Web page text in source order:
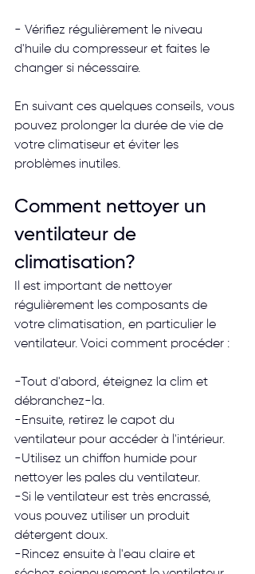
- Vérifiez régulièrement le niveau
d'huile du compresseur et faites le
changer si nécessaire.
En suivant ces quelques conseils, vous
pouvez prolonger la durée de vie de
votre climatiseur et éviter les
problèmes inutiles.
Comment nettoyer un
ventilateur de
climatisation?
Il est important de nettoyer
régulièrement les composants de
votre climatisation, en particulier le
ventilateur. Voici comment procéder :
-Tout d'abord, éteignez la clim et
débranchez-la.
-Ensuite, retirez le capot du
ventilateur pour accéder à l'intérieur.
-Utilisez un chiffon humide pour
nettoyer les pales du ventilateur.
-Si le ventilateur est très encrassé,
vous pouvez utiliser un produit
détergent doux.
-Rincez ensuite à l'eau claire et